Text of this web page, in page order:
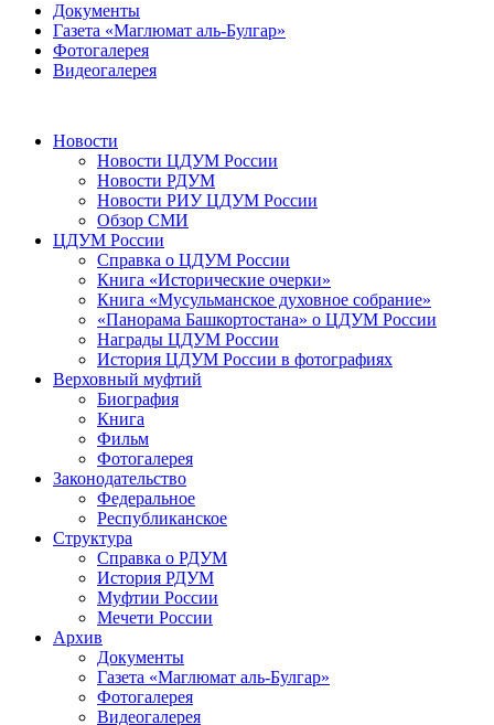
Документы
Газета «Маглюмат аль-Булгар»
Фотогалерея
Видеогалерея
Новости
Новости ЦДУМ России
Новости РДУМ
Новости РИУ ЦДУМ России
Обзор СМИ
ЦДУМ России
Справка о ЦДУМ России
Книга «Исторические очерки»
Книга «Мусульманское духовное собрание»
«Панорама Башкортостана» о ЦДУМ России
Награды ЦДУМ России
История ЦДУМ России в фотографиях
Верховный муфтий
Биография
Книга
Фильм
Фотогалерея
Законодательство
Федеральное
Республиканское
Структура
Справка о РДУМ
История РДУМ
Муфтии России
Мечети России
Архив
Документы
Газета «Маглюмат аль-Булгар»
Фотогалерея
Видеогалерея